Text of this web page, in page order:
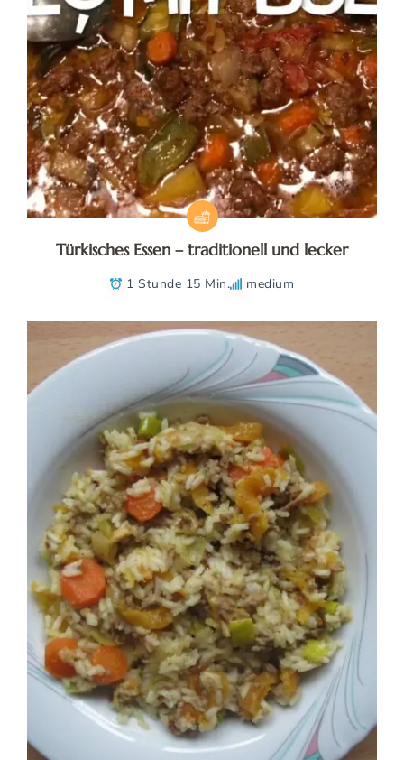
Türkisches Essen – traditionell und lecker
1 Stunde 15 Min. medium